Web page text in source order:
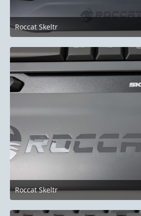
Roccat Skeltr
10. Januar 2019 um 22:51
Roccat Skeltr
10. Januar 2019 um 22:51